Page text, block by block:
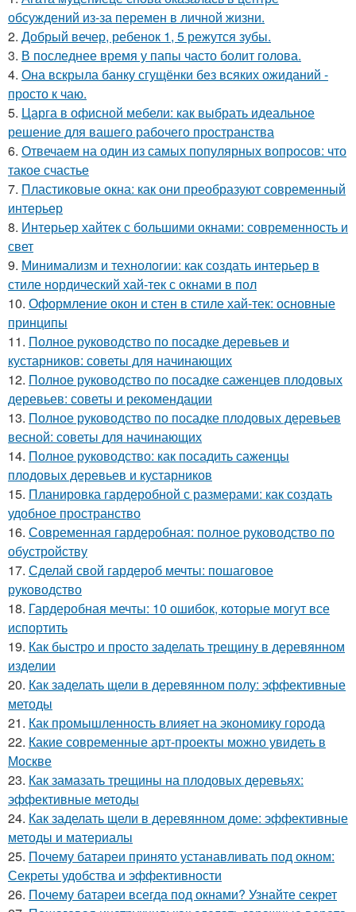
обсуждений из-за перемен в личной жизни.
2. Добрый вечер, ребенок 1, 5 режутся зубы.
3. В последнее время у папы часто болит голова.
4. Она вскрыла банку сгущёнки без всяких ожиданий -
просто к чаю.
5. Царга в офисной мебели: как выбрать идеальное
решение для вашего рабочего пространства
6. Отвечаем на один из самых популярных вопросов: что
такое счастье
7. Пластиковые окна: как они преобразуют современный
интерьер
8. Интерьер хайтек с большими окнами: современность и
свет
9. Минимализм и технологии: как создать интерьер в
стиле нордический хай-тек с окнами в пол
10. Оформление окон и стен в стиле хай-тек: основные
принципы
11. Полное руководство по посадке деревьев и
кустарников: советы для начинающих
12. Полное руководство по посадке саженцев плодовых
деревьев: советы и рекомендации
13. Полное руководство по посадке плодовых деревьев
весной: советы для начинающих
14. Полное руководство: как посадить саженцы
плодовых деревьев и кустарников
15. Планировка гардеробной с размерами: как создать
удобное пространство
16. Современная гардеробная: полное руководство по
обустройству
17. Сделай свой гардероб мечты: пошаговое
руководство
18. Гардеробная мечты: 10 ошибок, которые могут все
испортить
19. Как быстро и просто заделать трещину в деревянном
изделии
20. Как заделать щели в деревянном полу: эффективные
методы
21. Как промышленность влияет на экономику города
22. Какие современные арт-проекты можно увидеть в
Москве
23. Как замазать трещины на плодовых деревьях:
эффективные методы
24. Как заделать щели в деревянном доме: эффективные
методы и материалы
25. Почему батареи принято устанавливать под окном:
Секреты удобства и эффективности
26. Почему батареи всегда под окнами? Узнайте секрет